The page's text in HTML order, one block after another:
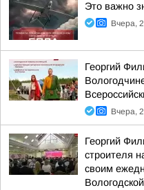
Это важно
Вчера,
Георгий
Вчера,
Георгий
строителя
своим